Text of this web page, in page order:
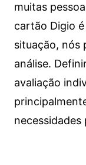
muitas
cartão Digio
situação, nós
análise.
avaliação
necessidades